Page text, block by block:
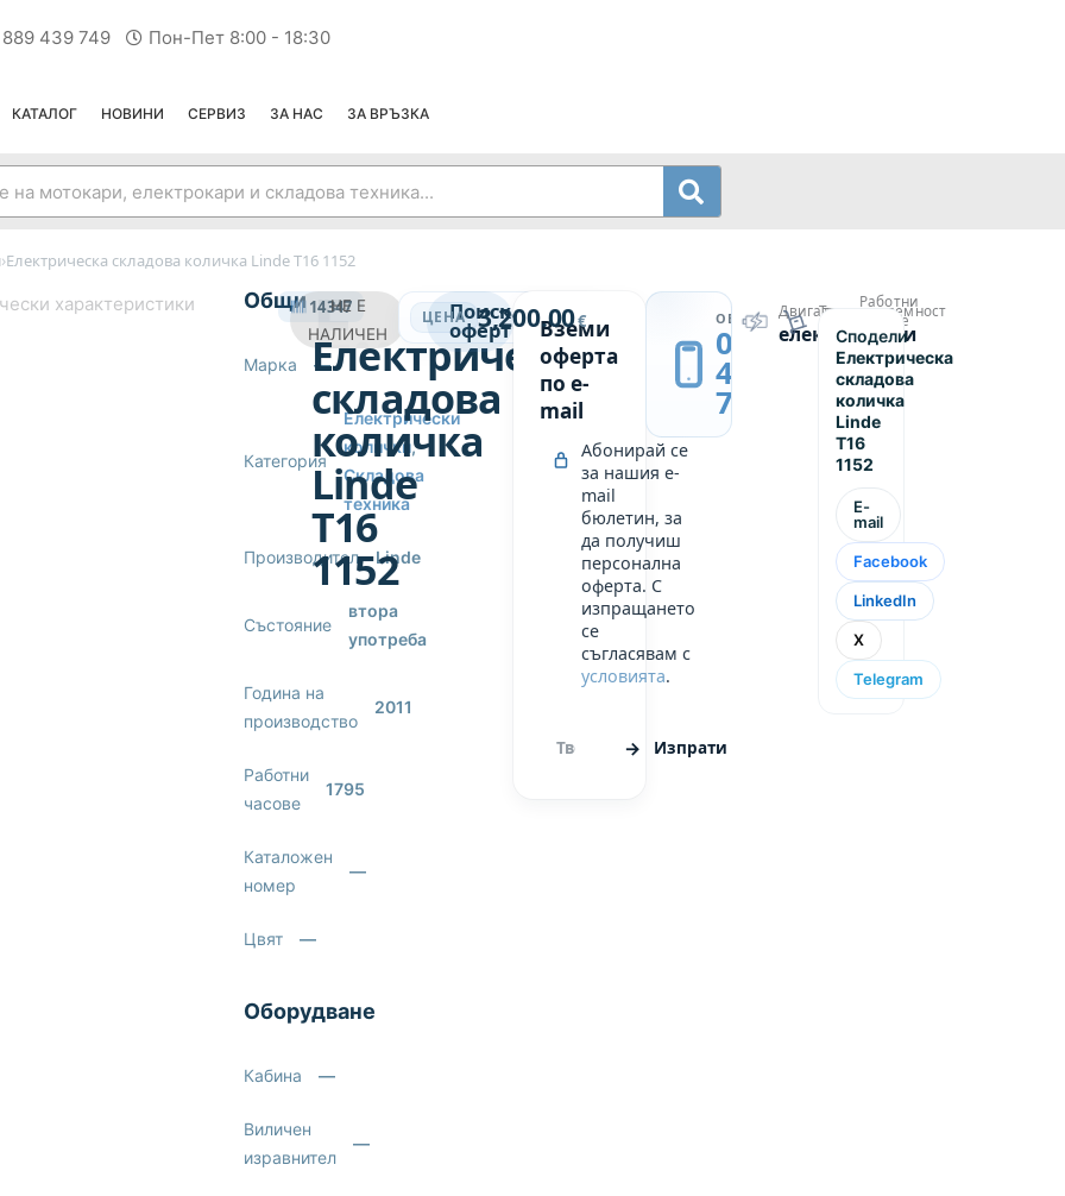
439 749 Пон-Пет 8:00 - 18:30
КАТАЛОГ НОВИНИ СЕРВИЗ ЗА НАС ЗА ВРЪЗКА
›Електрическа складова количка Linde T16 1152
характеристики Общи
Марка —
Категория
Електрически
колички,
Складова
техника
Производител Linde
Състояние
втора
употреба
Година на
производство
2011
Работни
часове
1795
Каталожен
номер
—
Цвят —
Оборудване
Кабина —
Виличен
изравнител
—
14347
НЕ Е
НАЛИЧЕНЕЛЕКТРИЧЕСКИ КОЛИЧКИ
Електрическа
складова
количка
Linde
T16
1152
ЦЕНА 3,200.00€
Поискай
оферта →
Вземи
оферта
по e-
mail
Абонирай се
за нашия e-
mail
бюлетин, за
да получиш
персонална
оферта. С
изпращането
се
съгласявам с
условията.
Изпрати
ОБАДИ СЕ
0889
439
749
Двигател
електрически
Товароподемност
1600
Работни
часове
1795
Сподели
Електрическа
складова
количка
Linde
T16
1152
E-
mail
Facebook
LinkedIn
X
Telegram